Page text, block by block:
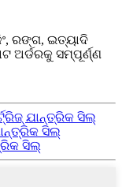
ରଙ୍ଗ, ଇତ୍ୟାଦି
ଅର୍ଡରକୁ ସମ୍ପୂର୍ଣ୍ଣ
ଯାନ୍ତ୍ରିକ ସିଲ୍
ସିଲ୍
ସିଲ୍